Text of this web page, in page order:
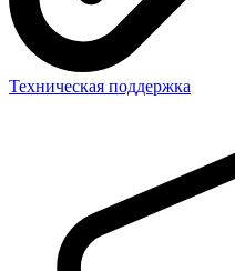
Техническая поддержка